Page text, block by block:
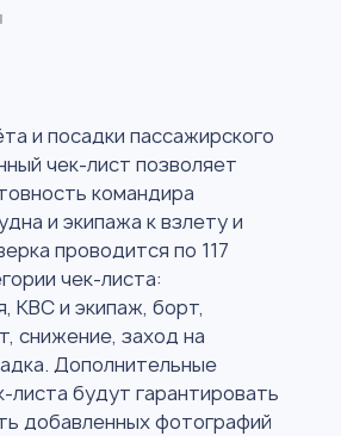
и посадки пассажирского
чек-лист позволяет
командира
и экипажа к взлету и
проводится по 117
чек-листа:
КВС и экипаж, борт,
снижение, заход на
Дополнительные
листа будут гарантировать
добавленных фотографий